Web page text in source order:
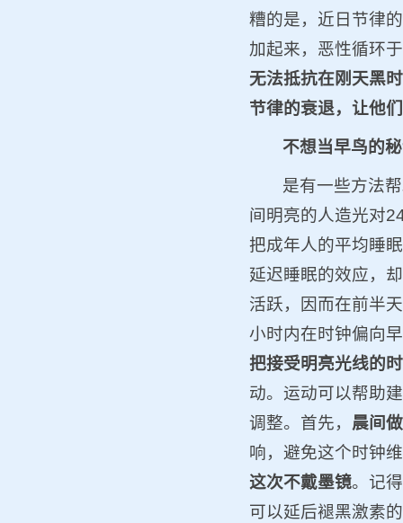
糟的是，近日节律
加起来，恶性循环
无法抵抗在刚天黑
节律的衰退，让他
不想当早鸟的
是有一些方法
间明亮的人造光对
把成年人的平均睡
延迟睡眠的效应，
活跃，因而在前半
小时内在时钟偏向
把接受明亮光线的
动。运动可以帮助
调整。首先， 晨间
响，避免这个时钟
这次不戴墨镜。记
可以延后褪黑激素